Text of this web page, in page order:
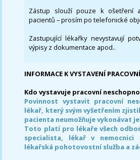
Zástup slouží pouze k ošetření
pacientů – prosím po telefonické
Zastupující lékařky nevystavují
výpisy z dokumentace apod..
INFORMACE K VYSTAVENÍ
Kdo vystavuje pracovní
Povinnost vystavit pracovní
lékař, který svým vyšetřením
pacienta neumožňuje vykonávat
Toto platí pro lékaře všech
specialista, lékař v
lékařská pohotovostní služba a